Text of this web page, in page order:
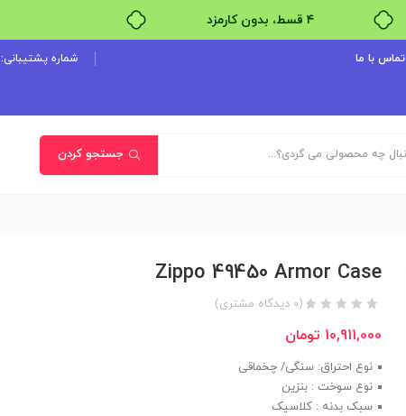
۴ قسط، بدون کارمزد
تماس با ما شماره پشتیبانی: 09191076332
جستجو کردن
Zippo 49450 Armor Case
(
0 دیدگاه مشتری)
10,911,000 تومان
نوع احتراق: سنگی/ چخماقی
نوع سوخت : بنزین
سبک بدنه : کلاسیک